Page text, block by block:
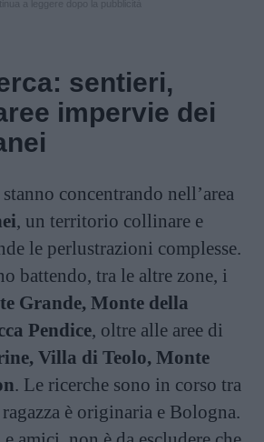
sentieri,
impervie dei
concentrando nell’area
, un territorio collinare e
le perlustrazioni complesse.
battendo, tra le altre zone, i
Grande, Monte della
Pendice, oltre alle aree di
Villa di Teolo, Monte
. Le ricerche sono in corso tra
è originaria e Bologna.